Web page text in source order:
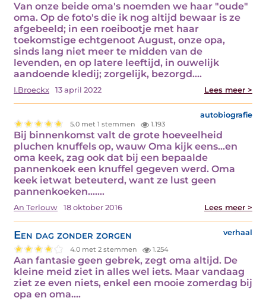
Van onze beide oma's noemden we haar "oude"
oma. Op de foto's die ik nog altijd bewaar is ze
afgebeeld; in een roeibootje met haar
toekomstige echtgenoot August, onze opa,
sinds lang niet meer te midden van de
levenden, en op latere leeftijd, in ouwelijk
aandoende kledij; zorgelijk, bezorgd.…
I.Broeckx 13 april 2022 Lees meer >
autobiografie
5.0 met 1 stemmen 1.193
Bij binnenkomst valt de grote hoeveelheid
pluchen knuffels op, wauw Oma kijk eens...en
oma keek, zag ook dat bij een bepaalde
pannenkoek een knuffel gegeven werd. Oma
keek ietwat beteuterd, want ze lust geen
pannenkoeken....…
An Terlouw 18 oktober 2016 Lees meer >
Een dag zonder zorgen verhaal
4.0 met 2 stemmen 1.254
Aan fantasie geen gebrek, zegt oma altijd. De
kleine meid ziet in alles wel iets. Maar vandaag
ziet ze even niets, enkel een mooie zomerdag bij
opa en oma.…